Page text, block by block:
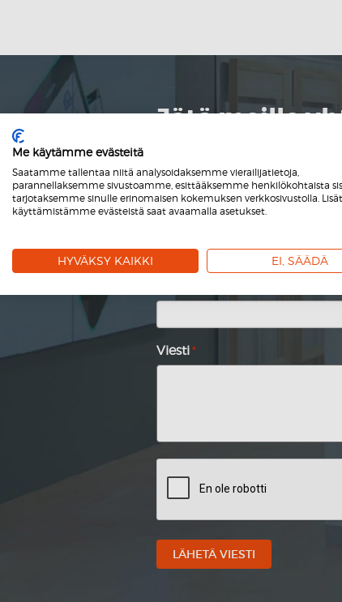
Jätä meille
Nimi
Viesti *
CAPTCHA
Me käytämme evästeitä
Saatamme tallentaa niitä analysoidaksemme vierailijatietoja,
parannellaksemme sivustoamme, esittääksemme henkilökohtaista
tarjotaksemme sinulle erinomaisen kokemuksen verkkosivustolla.
käyttämistämme evästeistä saat avaamalla asetukset.
HYVÄKSY KAIKKI EI, SÄÄDÄ